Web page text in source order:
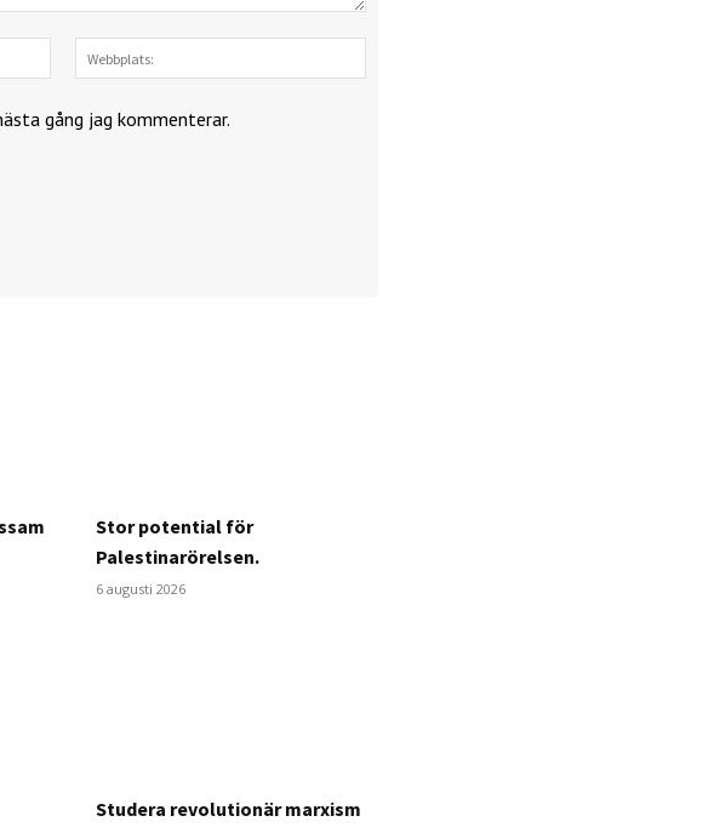
post:
gång jag kommenterar.
Stor potential för
Palestinarörelsen.
6 augusti 2026
Studera revolutionär marxism